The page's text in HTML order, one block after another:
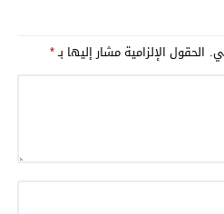
الحقول الإلزامية مشار إليها بـ*